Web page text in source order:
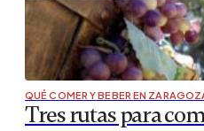
QUÉ COMER Y BEBER EN
Tres rutas para